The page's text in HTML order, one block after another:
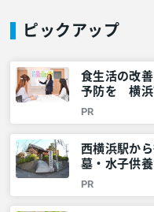
ピックアップ
食生活の改
予防を 横浜
室」をレポ
情報 – レア
PR
西横浜駅か
墓・水子供
区】 – 神奈
リア
PR